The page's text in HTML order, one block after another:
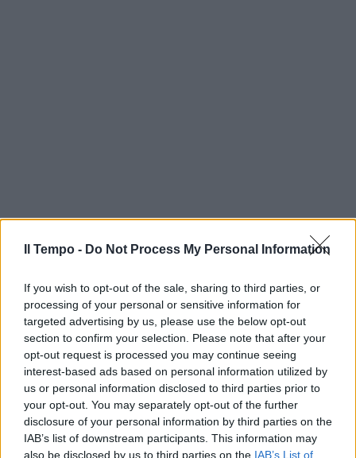
Il Tempo - Do Not Process My Personal Information
If you wish to opt-out of the sale, sharing to third parties, or
processing of your personal or sensitive information for
targeted advertising by us, please use the below opt-out
section to confirm your selection. Please note that after your
opt-out request is processed you may continue seeing
interest-based ads based on personal information utilized by
us or personal information disclosed to third parties prior to
your opt-out. You may separately opt-out of the further
disclosure of your personal information by third parties on the
IAB’s list of downstream participants. This information may
also be disclosed by us to third parties on the IAB’s List of